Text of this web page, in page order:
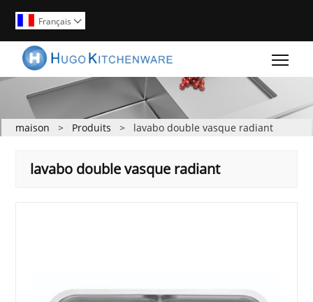
Français 
maison > Produits > lavabo double vasque radiant
lavabo double vasque radiant